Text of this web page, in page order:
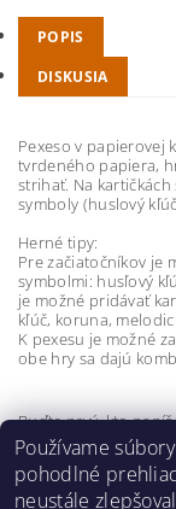
POPIS
DISKUSIA
Pexeso v papierovej
tvrdeného papiera,
strihať. Na
symboly (huslový
Herné tipy:
Pre začiatočníkov je
symbolmi: husľový
je možné pridávať
kľúč, koruna,
K pexesu je možné
obe hry sa dajú
Buďte prvý, kto
Pridať
Používame
pohodlné
neustále